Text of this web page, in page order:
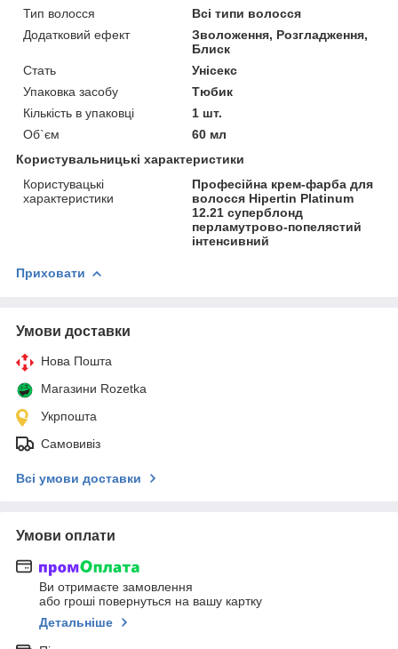
Тип волосся
Всі типи волосся
Додатковий ефект
Зволоження, Розгладження,
Блиск
Стать
Унісекс
Упаковка засобу
Тюбик
Кількість в упаковці
1 шт.
Об`єм
60 мл
Користувальницькі характеристики
Користувацькі
характеристики
Професійна крем-фарба для
волосся Hipertin Platinum
12.21 суперблонд
перламутрово-попелястий
інтенсивний
Приховати
Умови доставки
Нова Пошта
Магазини Rozetka
Укрпошта
Самовивіз
Всі умови доставки
Умови оплати
Ви отримаєте замовлення
або гроші повернуться на вашу картку
Детальніше